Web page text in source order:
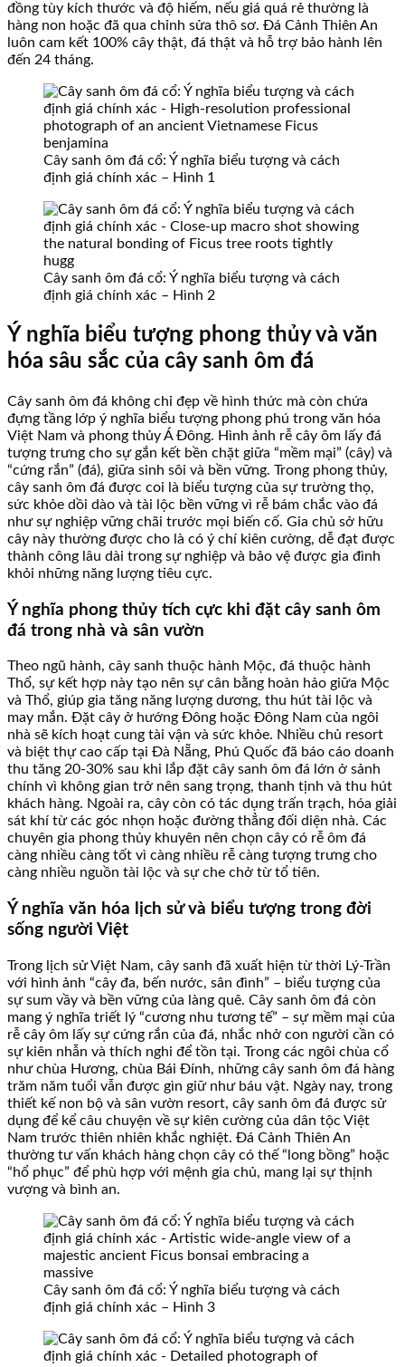
đồng tùy kích thước và độ hiếm, nếu giá quá rẻ thường là
hàng non hoặc đã qua chỉnh sửa thô sơ. Đá Cảnh Thiên An
luôn cam kết 100% cây thật, đá thật và hỗ trợ bảo hành lên
đến 24 tháng.
Cây sanh ôm đá cổ: Ý nghĩa biểu tượng và cách
định giá chính xác – Hình 1
Cây sanh ôm đá cổ: Ý nghĩa biểu tượng và cách
định giá chính xác – Hình 2
Ý nghĩa biểu tượng phong thủy và văn
hóa sâu sắc của cây sanh ôm đá
Cây sanh ôm đá không chỉ đẹp về hình thức mà còn chứa
đựng tầng lớp ý nghĩa biểu tượng phong phú trong văn hóa
Việt Nam và phong thủy Á Đông. Hình ảnh rễ cây ôm lấy đá
tượng trưng cho sự gắn kết bền chặt giữa “mềm mại” (cây) và
“cứng rắn” (đá), giữa sinh sôi và bền vững. Trong phong thủy,
cây sanh ôm đá được coi là biểu tượng của sự trường thọ,
sức khỏe dồi dào và tài lộc bền vững vì rễ bám chắc vào đá
như sự nghiệp vững chãi trước mọi biến cố. Gia chủ sở hữu
cây này thường được cho là có ý chí kiên cường, dễ đạt được
thành công lâu dài trong sự nghiệp và bảo vệ được gia đình
khỏi những năng lượng tiêu cực.
Ý nghĩa phong thủy tích cực khi đặt cây sanh ôm
đá trong nhà và sân vườn
Theo ngũ hành, cây sanh thuộc hành Mộc, đá thuộc hành
Thổ, sự kết hợp này tạo nên sự cân bằng hoàn hảo giữa Mộc
và Thổ, giúp gia tăng năng lượng dương, thu hút tài lộc và
may mắn. Đặt cây ở hướng Đông hoặc Đông Nam của ngôi
nhà sẽ kích hoạt cung tài vận và sức khỏe. Nhiều chủ resort
và biệt thự cao cấp tại Đà Nẵng, Phú Quốc đã báo cáo doanh
thu tăng 20-30% sau khi lắp đặt cây sanh ôm đá lớn ở sảnh
chính vì không gian trở nên sang trọng, thanh tịnh và thu hút
khách hàng. Ngoài ra, cây còn có tác dụng trấn trạch, hóa giải
sát khí từ các góc nhọn hoặc đường thẳng đối diện nhà. Các
chuyên gia phong thủy khuyên nên chọn cây có rễ ôm đá
càng nhiều càng tốt vì càng nhiều rễ càng tượng trưng cho
càng nhiều nguồn tài lộc và sự che chở từ tổ tiên.
Ý nghĩa văn hóa lịch sử và biểu tượng trong đời
sống người Việt
Trong lịch sử Việt Nam, cây sanh đã xuất hiện từ thời Lý-Trần
với hình ảnh “cây đa, bến nước, sân đình” – biểu tượng của
sự sum vầy và bền vững của làng quê. Cây sanh ôm đá còn
mang ý nghĩa triết lý “cương nhu tương tế” – sự mềm mại của
rễ cây ôm lấy sự cứng rắn của đá, nhắc nhở con người cần có
sự kiên nhẫn và thích nghi để tồn tại. Trong các ngôi chùa cổ
như chùa Hương, chùa Bái Đính, những cây sanh ôm đá hàng
trăm năm tuổi vẫn được gìn giữ như báu vật. Ngày nay, trong
thiết kế non bộ và sân vườn resort, cây sanh ôm đá được sử
dụng để kể câu chuyện về sự kiên cường của dân tộc Việt
Nam trước thiên nhiên khắc nghiệt. Đá Cảnh Thiên An
thường tư vấn khách hàng chọn cây có thế “long bồng” hoặc
“hổ phục” để phù hợp với mệnh gia chủ, mang lại sự thịnh
vượng và bình an.
Cây sanh ôm đá cổ: Ý nghĩa biểu tượng và cách
định giá chính xác – Hình 3